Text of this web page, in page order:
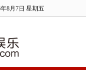
年8月7日 星期五